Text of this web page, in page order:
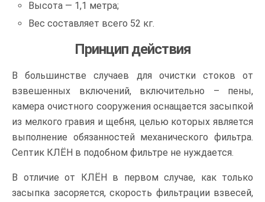
Высота — 1,1 метра;
Вес составляет всего 52 кг.
Принцип действия
В большинстве случаев для очистки стоков от
взвешенных включений, включительно – пены,
камера очистного сооружения оснащается засыпкой
из мелкого гравия и щебня, целью которых является
выполнение обязанностей механического фильтра.
Септик КЛЁН в подобном фильтре не нуждается.
В отличие от КЛЁН в первом случае, как только
засыпка засоряется, скорость фильтрации взвесей,